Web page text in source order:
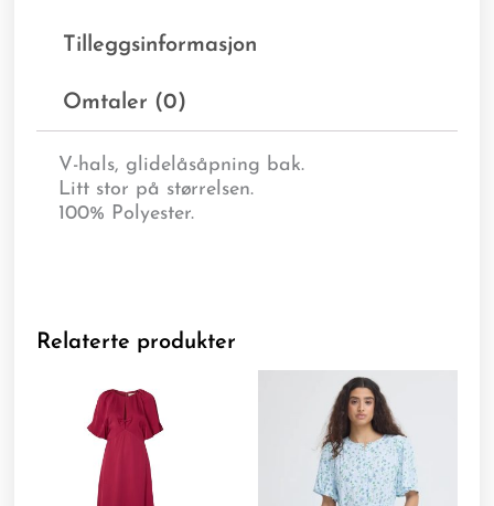
Tilleggsinformasjon
Omtaler (0)
V-hals, glidelåsåpning bak.
Litt stor på størrelsen.
100% Polyester.
Relaterte produkter